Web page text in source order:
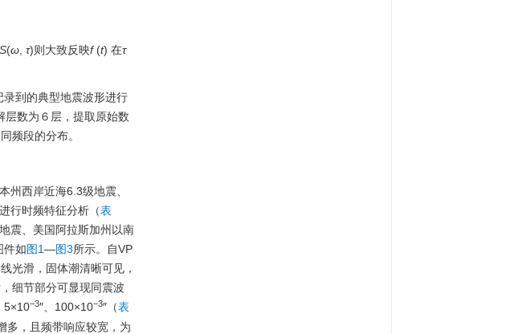
S(ω τ)则大致反映f(t) 在τ
到的典型地震波形进行
层数为６层，提取原始数
频段的分布。
州西岸近海6.3级地震、
行时频特征分析（表
震、美国阿拉斯加州以南
件如图1—图3所示。自VP
光滑，固体潮清晰可见，
细节部分可显现同震波
5×10−3″、100×10−3″（表
多，且频带响应较宽，为